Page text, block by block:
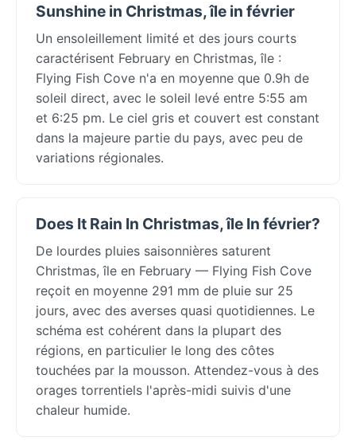
Sunshine in Christmas, île in février
Un ensoleillement limité et des jours courts
caractérisent February en Christmas, île :
Flying Fish Cove n'a en moyenne que 0.9h de
soleil direct, avec le soleil levé entre 5:55 am
et 6:25 pm. Le ciel gris et couvert est constant
dans la majeure partie du pays, avec peu de
variations régionales.
Does It Rain In Christmas, île In février?
De lourdes pluies saisonnières saturent
Christmas, île en February — Flying Fish Cove
reçoit en moyenne 291 mm de pluie sur 25
jours, avec des averses quasi quotidiennes. Le
schéma est cohérent dans la plupart des
régions, en particulier le long des côtes
touchées par la mousson. Attendez-vous à des
orages torrentiels l'après-midi suivis d'une
chaleur humide.